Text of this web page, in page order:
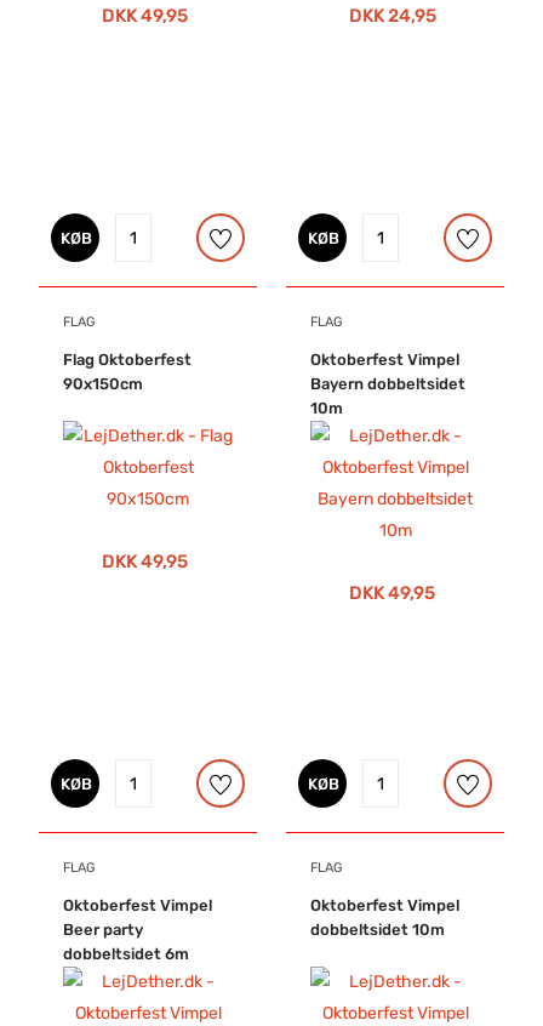
DKK 49,95
KØB
DKK 24,95
KØB
FLAG
Flag Oktoberfest
90x150cm
DKK 49,95
KØB
FLAG
Oktoberfest Vimpel
Bayern dobbeltsidet
10m
DKK 49,95
KØB
FLAG
Oktoberfest Vimpel
Beer party
dobbeltsidet 6m
FLAG
Oktoberfest Vimpel
dobbeltsidet 10m